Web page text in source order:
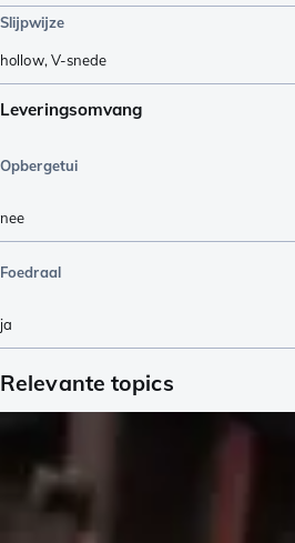
Slijpwijze
hollow, V-snede
Leveringsomvang
Opbergetui
nee
Foedraal
ja
Relevante topics